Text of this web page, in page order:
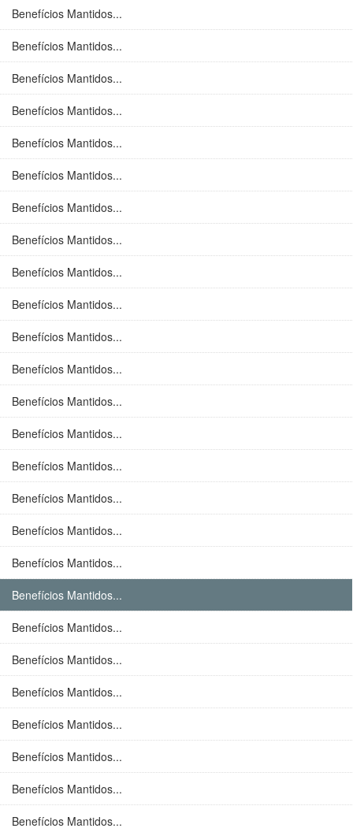
Benefícios Mantidos...
Benefícios Mantidos...
Benefícios Mantidos...
Benefícios Mantidos...
Benefícios Mantidos...
Benefícios Mantidos...
Benefícios Mantidos...
Benefícios Mantidos...
Benefícios Mantidos...
Benefícios Mantidos...
Benefícios Mantidos...
Benefícios Mantidos...
Benefícios Mantidos...
Benefícios Mantidos...
Benefícios Mantidos...
Benefícios Mantidos...
Benefícios Mantidos...
Benefícios Mantidos...
Benefícios Mantidos...
Benefícios Mantidos...
Benefícios Mantidos...
Benefícios Mantidos...
Benefícios Mantidos...
Benefícios Mantidos...
Benefícios Mantidos...
Benefícios Mantidos...